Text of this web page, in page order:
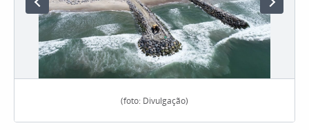
(foto: Divulgação)